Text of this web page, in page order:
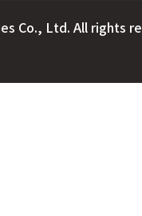
Co., Ltd. All rights